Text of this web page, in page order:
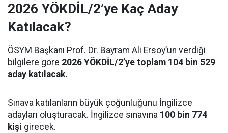
2026 YÖKDİL/2’ye Kaç Aday
Katılacak?
ÖSYM Başkanı Prof. Dr. Bayram Ali Ersoy’un verdiği
bilgilere göre 2026 YÖKDİL/2’ye toplam 104 bin 529
aday katılacak.
Sınava katılanların büyük çoğunluğunu İngilizce
adayları oluşturacak. İngilizce sınavına 100 bin 774
kişi girecek.